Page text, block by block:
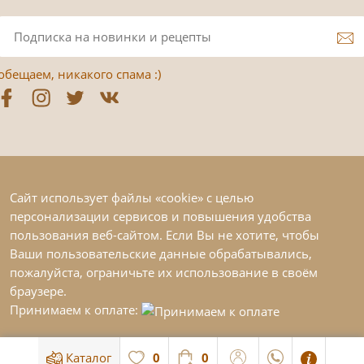
Каталог 0 0
никакого спама :)
Сайт использует файлы «cookie» с целью
персонализации сервисов и повышения удобства
пользования веб-сайтом. Если Вы не хотите, чтобы
Ваши пользовательские данные обрабатывались,
пожалуйста, ограничьте их использование в своём
браузере.
Принимаем к оплате: